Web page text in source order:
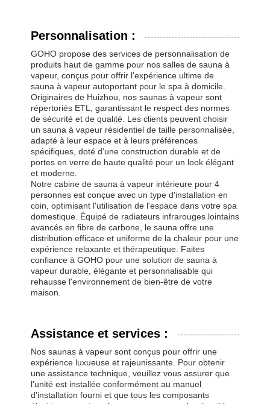
Personnalisation :
GOHO propose des services de personnalisation de
produits haut de gamme pour nos salles de sauna à
vapeur, conçus pour offrir l'expérience ultime de
sauna à vapeur autoportant pour le spa à domicile.
Originaires de Huizhou, nos saunas à vapeur sont
répertoriés ETL, garantissant le respect des normes
de sécurité et de qualité. Les clients peuvent choisir
un sauna à vapeur résidentiel de taille personnalisée,
adapté à leur espace et à leurs préférences
spécifiques, doté d'une construction durable et de
portes en verre de haute qualité pour un look élégant
et moderne.
Notre cabine de sauna à vapeur intérieure pour 4
personnes est conçue avec un type d'installation en
coin, optimisant l'utilisation de l'espace dans votre spa
domestique. Équipé de radiateurs infrarouges lointains
avancés en fibre de carbone, le sauna offre une
distribution efficace et uniforme de la chaleur pour une
expérience relaxante et thérapeutique. Faites
confiance à GOHO pour une solution de sauna à
vapeur durable, élégante et personnalisable qui
rehausse l'environnement de bien-être de votre
maison.
Assistance et services :
Nos saunas à vapeur sont conçus pour offrir une
expérience luxueuse et rajeunissante. Pour obtenir
une assistance technique, veuillez vous assurer que
l'unité est installée conformément au manuel
d'installation fourni et que tous les composants